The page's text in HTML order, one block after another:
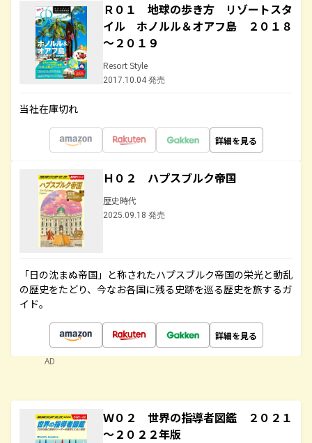
Ｒ０１ 地球の歩き方 リゾートスタ
イル ホノルル＆オアフ島 ２０１８
～２０１９
Resort Style
2017.10.04 発売
当社在庫切れ
詳細を見る
Ｈ０２ ハプスブルク帝国
歴史時代
2025.09.18 発売
「日の沈まぬ帝国」と称されたハプスブルク帝国の栄光と動乱
の歴史をたどり、今なお各国に残る史跡を巡る歴史を旅するガ
イド。
詳細を見る
AD
Ｗ０２ 世界の指導者図鑑 ２０２１
～２０２２年版